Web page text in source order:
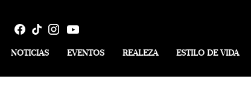
NOTICIAS EVENTOS REALEZA ESTILO DE VIDA